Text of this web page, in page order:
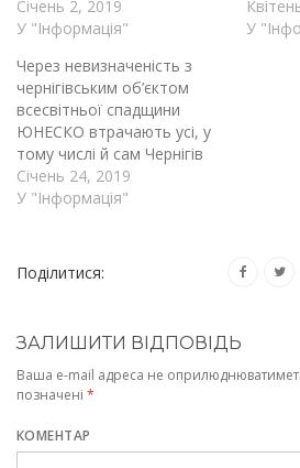
Січень 2, 2019
У "Інформація"
У
Через невизначеність з
чернігівським об’єктом
всесвітньої спадщини
ЮНЕСКО втрачають усі, у
тому числі й сам Чернігів
Січень 24, 2019
У "Інформація"
Поділитися:
ЗАЛИШИТИ ВІДПОВІДЬ
Ваша e-mail адреса не
позначені *
КОМЕНТАР